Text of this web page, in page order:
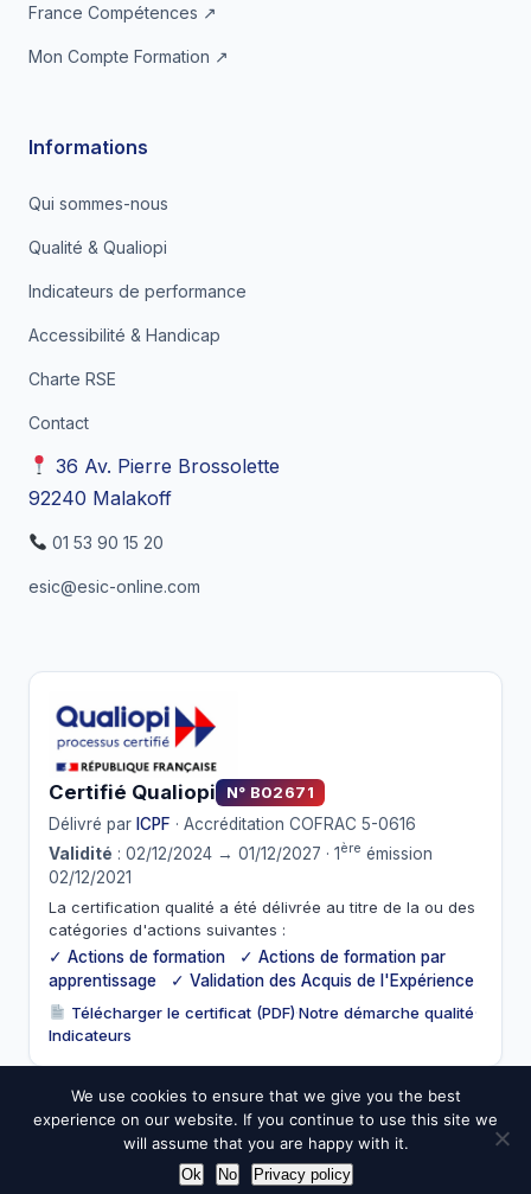
France Compétences ↗
Mon Compte Formation ↗
Informations
Qui sommes-nous
Qualité & Qualiopi
Indicateurs de performance
Accessibilité & Handicap
Charte RSE
Contact
36 Av. Pierre Brossolette
92240 Malakoff
01 53 90 15 20
esic@esic-online.com
Certifié Qualiopi
N° B02671
Délivré par ICPF · Accréditation COFRAC 5-0616
Validité : 02/12/2024 → 01/12/2027 · 1ère émission
02/12/2021
La certification qualité a été délivrée au titre de la ou des
catégories d'actions suivantes :
✓ Actions de formation ✓ Actions de formation par
apprentissage ✓ Validation des Acquis de l'Expérience
Télécharger le certificat (PDF)·Notre démarche qualité·
Indicateurs
© 2026 ESIC. Tous droits réservés.
Mentions légales
Confidentialité Cookies
We use cookies to ensure that we give you the best
experience on our website. If you continue to use this site we
will assume that you are happy with it.
Ok No Privacy policy